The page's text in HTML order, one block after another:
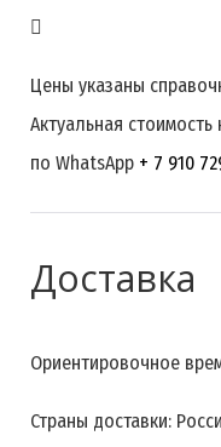
Цены указаны
Актуальная
по WhatsApp + 7 910
Доставка
Ориентировочное
Страны доставки: